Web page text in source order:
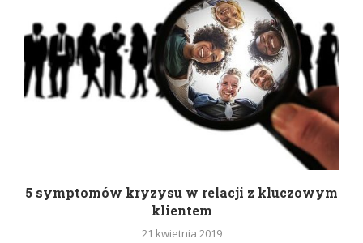
5 symptomów kryzysu w relacji z kluczowym
klientem
21 kwietnia 2019